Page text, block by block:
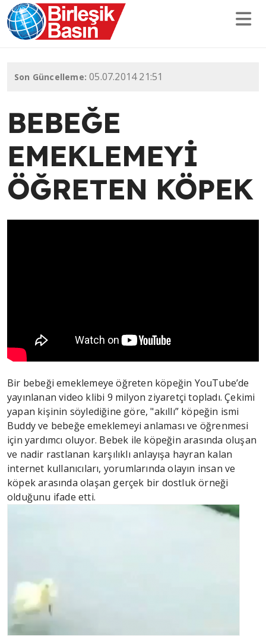
Son Güncelleme:05.07.2014 21:51
BEBEĞE
EMEKLEMEYİ
ÖĞRETEN KÖPEK
Bir bebeği emeklemeye öğreten köpeğin YouTube’de
yayınlanan video klibi 9 milyon ziyaretçi topladı. Çekimi
yapan kişinin söylediğine göre, "akıllı” köpeğin ismi
Buddy ve bebeğe emeklemeyi anlaması ve öğrenmesi
için yardımcı oluyor. Bebek ile köpeğin arasında oluşan
ve nadir rastlanan karşılıklı anlayışa hayran kalan
internet kullanıcıları, yorumlarında olayın insan ve
köpek arasında olaşan gerçek bir dostluk örneği
olduğunu ifade etti.